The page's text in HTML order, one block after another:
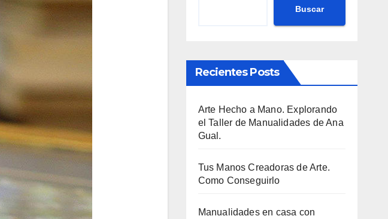
Buscar
Recientes Posts
Arte Hecho a Mano. Explorando
el Taller de Manualidades de Ana
Gual.
Tus Manos Creadoras de Arte.
Como Conseguirlo
Manualidades en casa con